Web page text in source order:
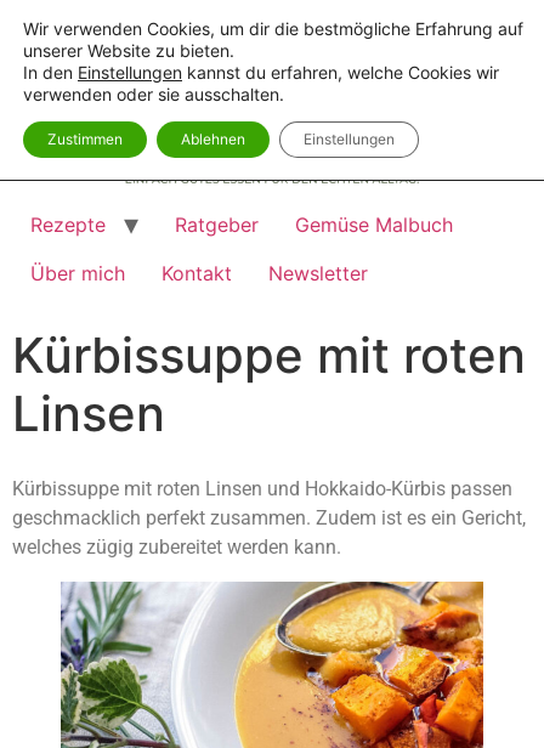
Rezepte Ratgeber
Gemüse Malbuch
Über mich
Kontakt Newsletter
Kürbissuppe mit roten
Linsen
Kürbissuppe mit roten Linsen und Hokkaido-Kürbis passen
geschmacklich perfekt zusammen. Zudem ist es ein Gericht,
welches zügig zubereitet werden kann.
Wir verwenden Cookies, um dir die bestmögliche Erfahrung auf
unserer Website zu bieten.
In den Einstellungen kannst du erfahren, welche Cookies wir
verwenden oder sie ausschalten.
Zustimmen Ablehnen Einstellungen